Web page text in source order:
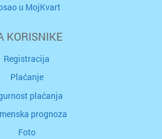
u MojKvart
KORISNIKE
Registracija
Plaćanje
plaćanja
prognoza
Foto